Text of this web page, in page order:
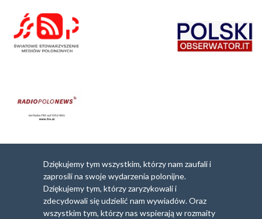
Dziękujemy tym wszystkim, którzy nam zaufali i
zaprosili na swoje wydarzenia polonijne.
Dziękujemy tym, którzy zaryzykowali i
zdecydowali się udzielić nam wywiadów. Oraz
wszystkim tym, którzy nas wspierają w rozmaity